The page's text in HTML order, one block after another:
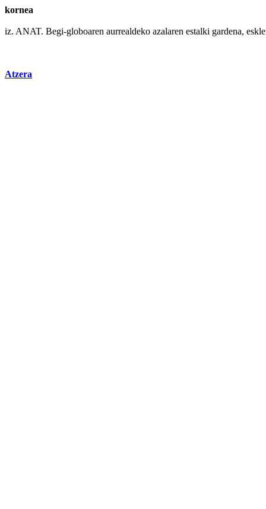
kornea
iz. ANAT. Begi-globoaren aurrealdeko azalaren estalki gardena,
Atzera